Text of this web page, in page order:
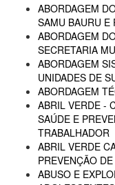
ABORDAGEM
SAMU BAURU E
ABORDAGEM
SECRETARIA
ABORDAGEM
UNIDADES DE
ABORDAGEM
ABRIL VERDE -
SAÚDE E
TRABALHADOR
ABRIL VERDE
PREVENÇÃO
ABUSO E